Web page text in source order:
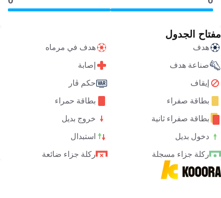
مفتاح الجدول
هدف هدف في مرماه
صناعة هدف إصابة
إيقاف حكم ڤار
بطاقة صفراء بطاقة حمراء
بطاقة صفراء ثانية خروج بديل
دخول بديل استبدال
ركلة جزاء مسجلة ركلة جزاء ضائعة